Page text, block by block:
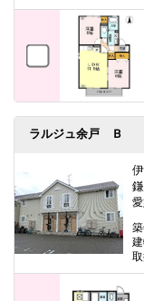
ラルジュ余戸 Ｂ